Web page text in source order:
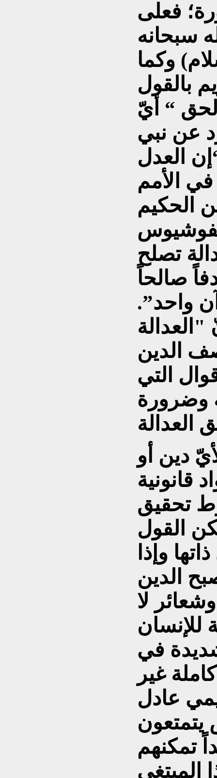
فعلى
سبحانه
وكما
بالقول
“ أيّ
عن نبي
العدل
الأمم
الحكيم
تصلح
صالحاً
واحد”.
التي
وضرورة
دين أو
قانونية
تحقيق
القول
وإذا
الدين
لا
للإنسان
في
غير
عادل
تمكنهم
المبتغى